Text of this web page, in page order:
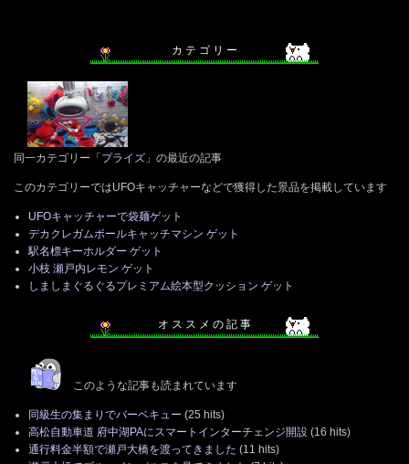
カ テ ゴ リ ー
同一カテゴリー「プライズ 」の最近の記事
このカテゴリーではUFOキャッチャーなどで獲得した景品を掲載しています
UFOキャッチャーで袋麺ゲット
デカクレガムボールキャッチマシン ゲット
駅名標キーホルダー ゲット
小枝 瀬戸内レモン ゲット
しましまぐるぐるプレミアム絵本型クッション ゲット
オ ス ス メ の 記 事
このような記事も読まれています
同級生の集まりでバーベキュー (25 hits)
高松自動車道 府中湖PAにスマートインターチェンジ開設 (16 hits)
通行料金半額で瀬戸大橋を渡ってきました (11 hits)